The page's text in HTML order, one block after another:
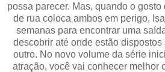
possa parecer. Mas, quando o
de rua coloca ambos em perigo,
semanas para encontrar uma
descobrir até onde estão
outro. No novo volume da série
atração, você vai conhecer melhor